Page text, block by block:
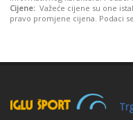
Cijene: Važeće cijene su one
pravo promjene cijena. Podaci